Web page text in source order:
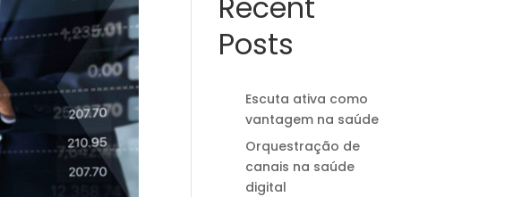
Posts
Escuta ativa como
vantagem na saúde
Orquestração de
canais na saúde
digital